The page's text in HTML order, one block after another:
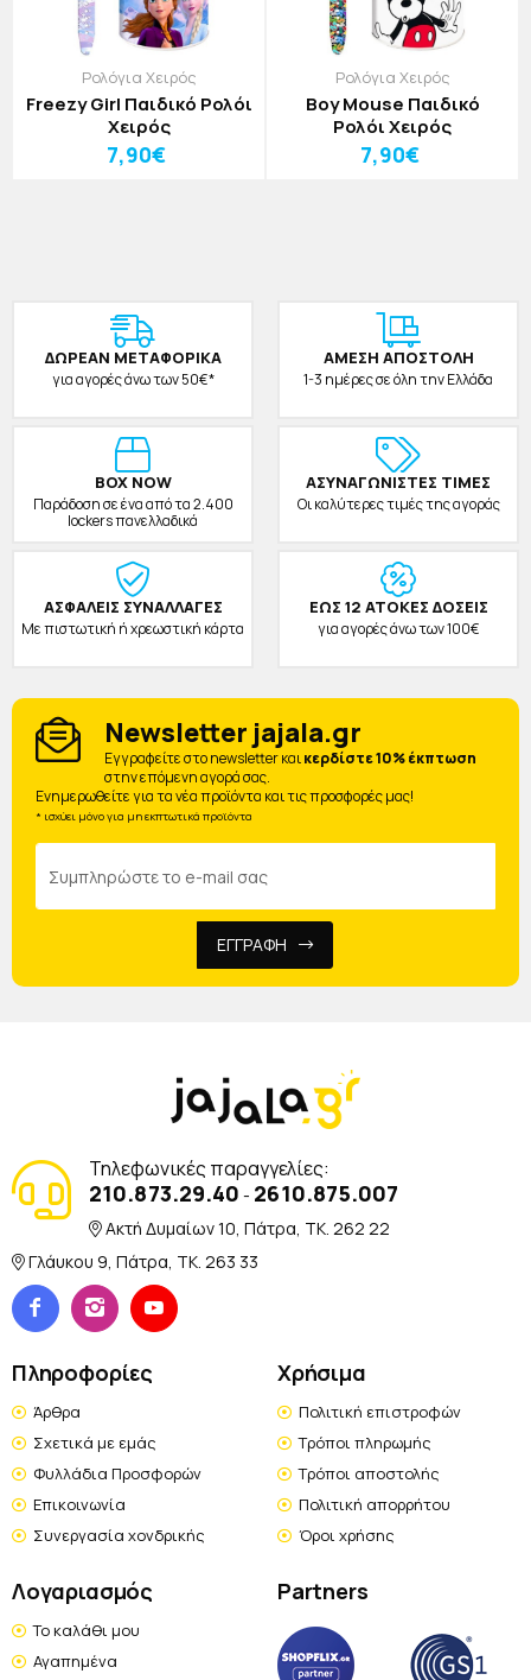
Ρολόγια Χειρός
Freezy Girl Παιδικό Ρολόι
Χειρός
7,90€
Ρολόγια Χειρός
Boy Mouse Παιδικό
Ρολόι Χειρός
7,90€
ΔΩΡΕAΝ ΜΕΤΑΦΟΡΙΚΑ
για αγορές άνω των 50€*
ΑΜΕΣΗ ΑΠΟΣΤΟΛΗ
1-3 ημέρες σε όλη την Ελλάδα
BOX NOW
Παράδοση σε ένα από τα 2.400
lockers πανελλαδικά
ΑΣΥΝΑΓΩΝΙΣΤΕΣ ΤΙΜΕΣ
Οι καλύτερες τιμές της αγοράς
ΑΣΦΑΛΕΙΣ ΣΥΝΑΛΛΑΓΕΣ
Με πιστωτική ή χρεωστική κάρτα
ΕΩΣ 12 ΑΤΟΚΕΣ ΔΟΣΕΙΣ
για αγορές άνω των 100€
Newsletter jajala.gr
Eγγραφείτε στο newsletter καικερδίστε 10% έκπτωση
στην επόμενη αγορά σας.
Ενημερωθείτε για τα νέα προϊόντα και τις προσφορές μας!
* ισχύει μόνο για μη εκπτωτικά προϊόντα
ΕΓΓΡΑΦΗ
Τηλεφωνικές παραγγελίες:
210.873.29.40 - 2610.875.007
Ακτή Δυμαίων 10, Πάτρα, TK. 262 22
Γλάυκου 9, Πάτρα, TK. 263 33
Πληροφορίες
Άρθρα
Σχετικά με εμάς
Φυλλάδια Προσφορών
Επικοινωνία
Συνεργασία χονδρικής
Χρήσιμα
Πολιτική επιστροφών
Τρόποι πληρωμής
Τρόποι αποστολής
Πολιτική απορρήτου
Όροι χρήσης
Λογαριασμός
Το καλάθι μου
Αγαπημένα
Partners